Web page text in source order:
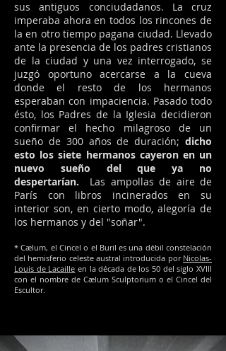
sus antiguos conciudadanos. La cruz
imperaba ahora en todos los rincones de
la en otro tiempo pagana ciudad. Llevado
ante la presencia de los padres cristianos
de la ciudad y una vez interrogado, se
juzgó oportuno acercarse a la cueva
donde el resto de los hermanos
esperaban con impaciencia. Pasado todo
ésto, los Padres de la Iglesia decidieron
confirmar el hecho milagroso de un
sueño de 300 años de duración; dicho
esto los siete hermanos cayeron en un
nuevo sueño del que ya no
despertarían. Las ampollas de aire de
París con libros incinerados en su
interior son, en cierto modo, alegoría de
los hermanos y del "soñar".
* Cælum, el Cincel o el Buril es una débil constelación
del hemisferio celeste austral introducida por Nicolas-
Louis de Lacaille en la década de los 50 del siglo XVIII
con el nombre de Cælum Sculptorium o el Cincel del
Escultor.